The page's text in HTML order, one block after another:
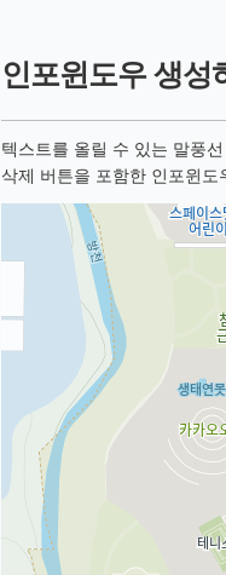
인포윈도우 생성
텍스트를 올릴 수 있는 말풍
삭제 버튼을 포함한 인포윈